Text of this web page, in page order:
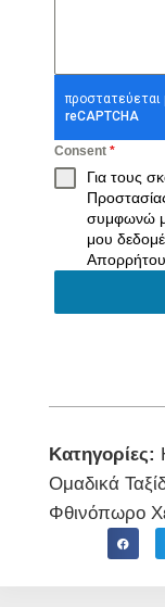
Consent *
Για τους
συμφωνώ
μου
Απορρήτου
Κατηγορίες:
Ομαδικά
Φθινόπωρο